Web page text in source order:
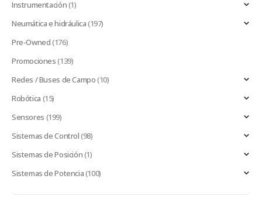
Instrumentación(1)
Neumática e hidráulica(197)
Pre-Owned(176)
Promociones(139)
Redes / Buses de Campo(10)
Robótica (15)
Sensores (199)
Sistemas de Control(98)
Sistemas de Posición(1)
Sistemas de Potencia(100)